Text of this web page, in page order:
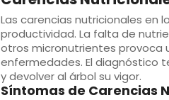
Las carencias nutricionales en
productividad. La falta de
otros micronutrientes provoca
enfermedades. El diagnóstico
y devolver al árbol su vigor.
Síntomas de Carencias